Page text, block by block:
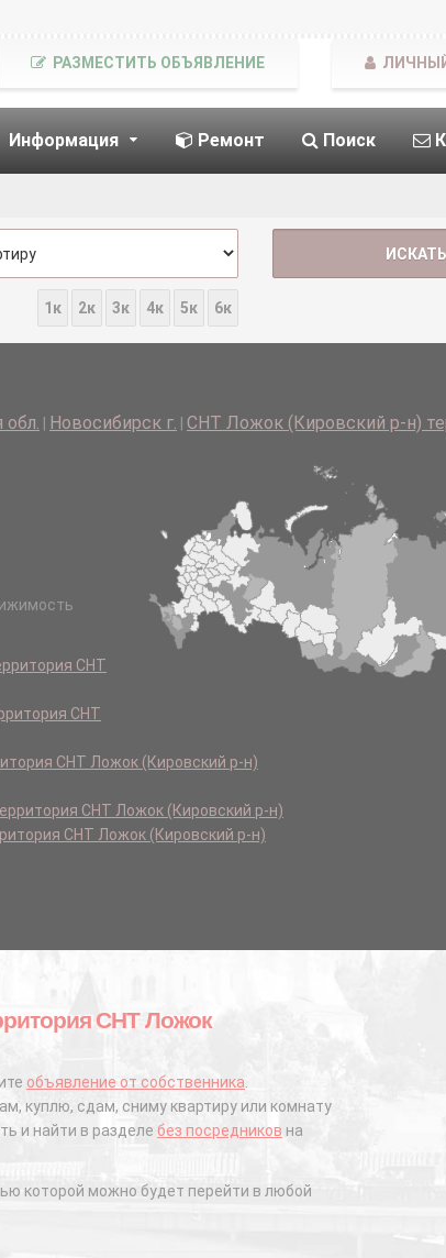
Информация Ремонт Поиск
РАЗМЕСТИТЬ ОБЪЯВЛЕНИЕ
1к 2к 3к 4к 5к 6к
обл. Новосибирск г. СНТ Ложок (Кировский р-н)
СНТ
СНТ
СНТ Ложок (Кировский р-н)
СНТ Ложок (Кировский р-н)
СНТ Ложок (Кировский р-н)
СНТ Ложок
объявление от собственника
куплю, сдам, сниму квартиру или комнату
и найти в разделе без посредников на
которой можно будет перейти в любой